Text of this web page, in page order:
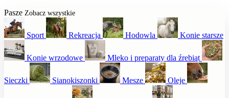
Pasze Zobacz wszystkie
Sport Rekreacja Hodowla Konie starsze
Konie wrzodowe Mleko i preparaty dla źrebiąt
Sieczki Sianokiszonki Mesze Oleje